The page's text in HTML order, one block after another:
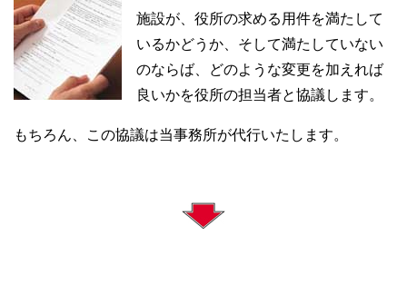
施設が、役所の求める用件を満たして
いるかどうか、そして満たしていない
のならば、どのような変更を加えれば
良いかを役所の担当者と協議します。
もちろん、この協議は当事務所が代行いたします。